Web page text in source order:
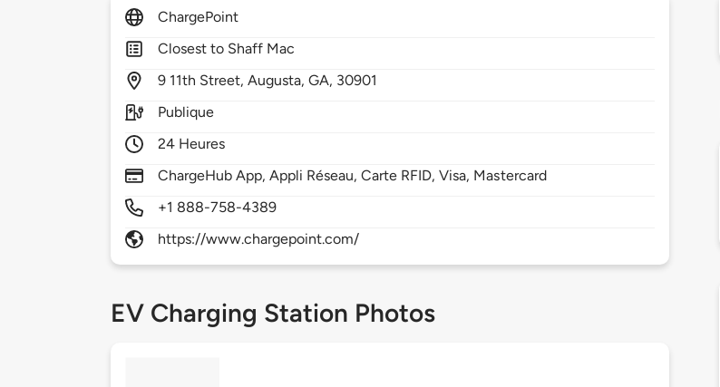
ChargePoint
Closest to Shaff Mac
9 11th Street,Augusta,GA, 30901
Publique
24 Heures
ChargeHub App, Appli Réseau, Carte RFID, Visa, Mastercard
+1 888-758-4389
https://www.chargepoint.com/
EV Charging Station Photos